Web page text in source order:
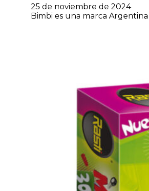
25 de noviembre de 2024
Bimbi es una marca